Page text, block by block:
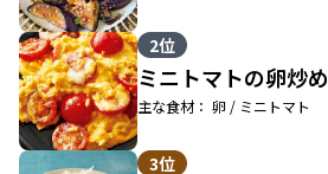
2位
ミニトマトの卵炒め
主な食材： 卵 / ミニトマト
3位